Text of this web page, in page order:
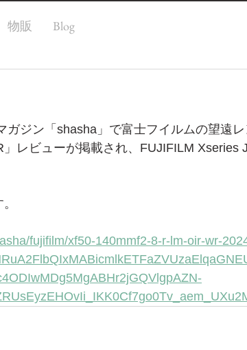
物販 Blog
ガジン「shasha」で富士フイルムの望遠
レビューが掲載され、FUJIFILM Xseries
fujifilm/xf50-140mmf2-8-r-lm-oir-wr-